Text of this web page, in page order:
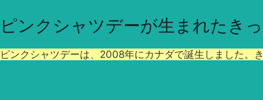
ピンクシャツデーが生まれたき
ピンクシャツデーは、2008年にカナダで誕生しました。